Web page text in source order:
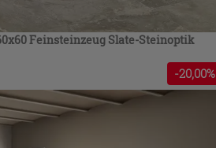
Feinsteinzeug Slate-Steinoptik
-20,00%